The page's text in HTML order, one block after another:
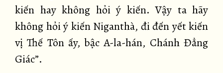
kiến hay không hỏi ý kiến. Vậy ta hãy
không hỏi ý kiến Niganthà, đi đến yết kiến
vị Thế Tôn ấy, bậc A-la-hán, Chánh Đẳng
Giác”.